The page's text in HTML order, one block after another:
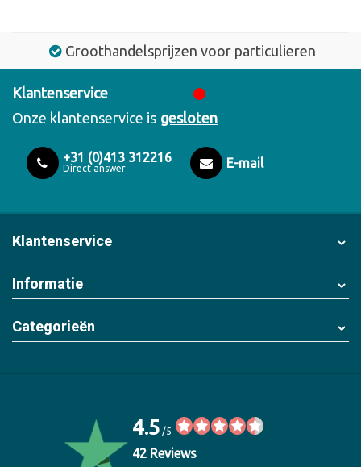
Groothandelsprijzen voor particulieren
Klantenservice
Onze klantenservice is gesloten
+31 (0)413 312216
Direct answer E-mail
Klantenservice
Informatie
Categorieën
4.5 /5
42 Reviews